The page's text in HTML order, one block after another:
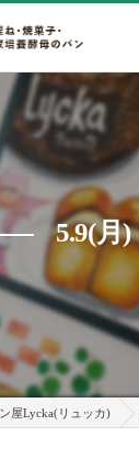
5.9(月)
屋Lycka(リュッカ)